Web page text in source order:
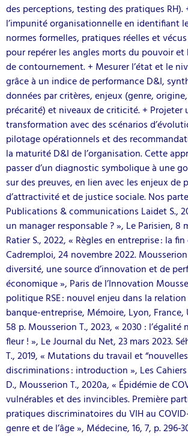
des perceptions, testing des pratiques RH).
l’impunité organisationnelle en identifiant
normes formelles, pratiques réelles et
pour repérer les angles morts du pouvoir et
de contournement. + Mesurer l’état et le
grâce à un indice de performance D&I,
données par critères, enjeux (genre,
précarité) et niveaux de criticité. + Projeter
transformation avec des scénarios
pilotage opérationnels et des
la maturité D&I de l’organisation. Cette
passer d’un diagnostic symbolique à une
sur des preuves, en lien avec les enjeux de
d’attractivité et de justice sociale. Nos
Publications & communications Laidet S.,
un manager responsable ? », Le Parisien, 8
Ratier S., 2022, « Règles en entreprise : la fin
Cadremploi, 24 novembre 2022.
diversité, une source d’innovation et de
économique », Paris de l’Innovation
politique RSE : nouvel enjeu dans la
banque-entreprise, Mémoire, Lyon, France,
58 p. Mousserion T., 2023, « 2030 : l’égalité
fleur ! », Le Journal du Net, 23 mars 2023.
T., 2019, « Mutations du travail et
discriminations : introduction », Les Cahiers
D., Mousserion T., 2020a, « Épidémie de
vulnérables et des invincibles. Première
pratiques discriminatoires du VIH au
genre et de l’âge », Médecine, 16, 7, p.